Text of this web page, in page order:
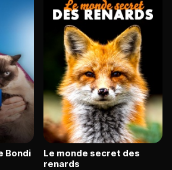
Bondi
Le monde secret des
renards